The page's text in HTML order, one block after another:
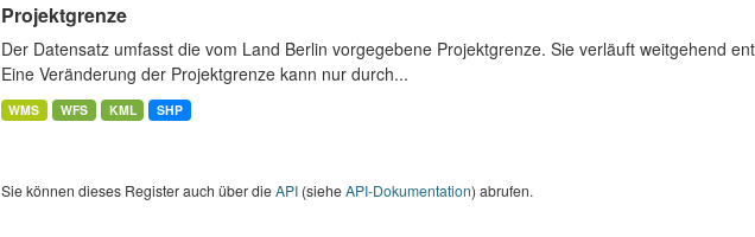
Projektgrenze
Der Datensatz umfasst die vom Land Berlin vorgegebene Projektgrenze. Sie verläuft weitgehend
Eine Veränderung der Projektgrenze kann nur durch...
WMS WFS KML SHP
Sie können dieses Register auch über dieAPI(sieheAPI-Dokumentation) abrufen.